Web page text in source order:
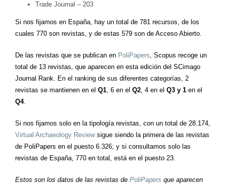
Trade Journal – 203
Si nos fijamos en España, hay un total de 781 recursos, de los
cuales 770 son revistas, y de estas 579 son de Acceso Abierto.
De las revistas que se publican en PoliPapers, Scopus recoge un
total de 13 revistas, que aparecen en esta edición del SCimago
Journal Rank. En el ranking de sus diferentes categorías, 2
revistas se mantienen en el Q1, 6 en el Q2, 4 en el Q3 y 1 en el
Q4.
Si nos fijamos solo en la tipología revistas, con un total de 28.174,
Virtual Archaeology Reviewsigue siendo la primera de las revistas
de PoliPapers en el puesto 6.326; y si consultamos solo las
revistas de España, 770 en total, está en el puesto 23.
Estos son los datos de las revistas de PoliPapers que aparecen